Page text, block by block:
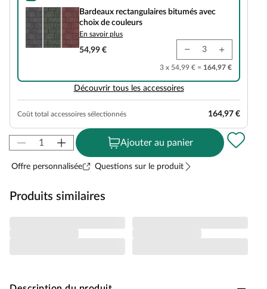
Bardeaux rectangulaires bitumés avec
choix de couleurs
En savoir plus
54,99 €
3 x 54,99 € = 164,97 €
Découvrir tous les accessoires
Coût total accessoires sélectionnés 164,97 €
Ajouter au panier
Offre personnalisée Questions sur le produit
Produits similaires